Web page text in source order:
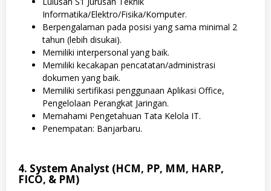
Informatika/Elektro/Fisika/Komputer.
Berpengalaman pada posisi yang sama minimal 2
tahun (lebih disukai).
Memiliki interpersonal yang baik.
Memiliki kecakapan pencatatan/administrasi
dokumen yang baik.
Memiliki sertifikasi penggunaan Aplikasi Office,
Pengelolaan Perangkat Jaringan.
Memahami Pengetahuan Tata Kelola IT.
Penempatan: Banjarbaru.
4. System Analyst (HCM, PP, MM, HARP,
FICO, & PM)